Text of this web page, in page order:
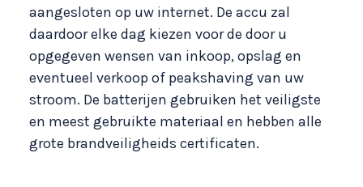
aangesloten op uw internet. De accu zal
daardoor elke dag kiezen voor de door u
opgegeven wensen van inkoop, opslag en
eventueel verkoop of peakshaving van uw
stroom. De batterijen gebruiken het veiligste
en meest gebruikte materiaal en hebben alle
grote brandveiligheids certificaten.